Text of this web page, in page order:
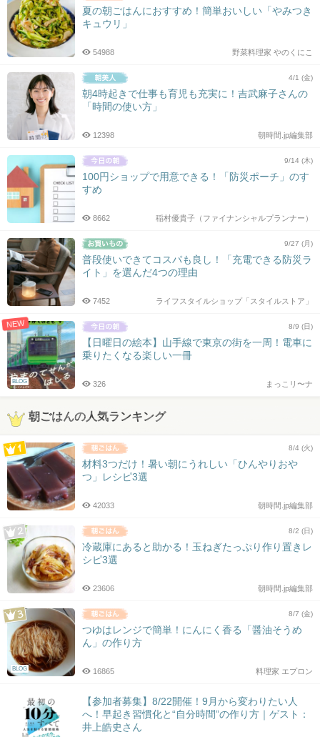
夏の朝ごはんにおすすめ！簡単おいしい「やみつき
キュウリ」
野菜料理家 やのくにこ
54988
4/1 (金)
朝4時起きで仕事も育児も充実に！吉武麻子さんの
「時間の使い方」
朝時間.jp編集部
12398
9/14 (木)
100円ショップで用意できる！「防災ポーチ」のす
すめ
稲村優貴子（ファイナンシャルプランナー）
8662
9/27 (月)
普段使いできてコスパも良し！「充電できる防災ラ
イト」を選んだ4つの理由
ライフスタイルショップ「スタイルストア」
7452
NEW
BLOG
8/9 (日)
【日曜日の絵本】山手線で東京の街を一周！電車に
乗りたくなる楽しい一冊
まっこリ〜ナ
326
朝ごはんの人気ランキング
8/4 (火)
材料3つだけ！暑い朝にうれしい「ひんやりおや
つ」レシピ3選
朝時間.jp編集部
42033
8/2 (日)
冷蔵庫にあると助かる！玉ねぎたっぷり作り置きレ
シピ3選
朝時間.jp編集部
23606
BLOG
8/7 (金)
つゆはレンジで簡単！にんにく香る「醤油そうめ
ん」の作り方
料理家 エプロン
16865
【参加者募集】8/22開催！9月から変わりたい人
へ！早起き習慣化と“自分時間”の作り方｜ゲスト：
井上皓史さん